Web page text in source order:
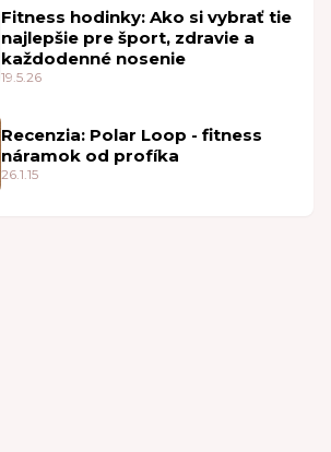
Fitness hodinky: Ako si vybrať tie
najlepšie pre šport, zdravie a
každodenné nosenie
19.5.26
Recenzia: Polar Loop - fitness
náramok od profíka
26.1.15